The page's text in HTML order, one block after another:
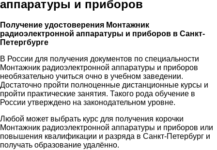
аппаратуры и приборов
Получение удостоверения Монтажник
радиоэлектронной аппаратуры и приборов в Санкт-
Петергбурге
В России для получения документов по специальности
Монтажник радиоэлектронной аппаратуры и приборов
необязательно учиться очно в учебном заведении.
Достаточно пройти полноценные дистанционные курсы и
пройти практические занятия. Такого рода обучение в
России утверждено на законодательном уровне.
Любой может выбрать курс для получения корочки
Монтажник радиоэлектронной аппаратуры и приборов или
повышения квалификации и разряда в Санкт-Петербург и
получать образование удалённо.